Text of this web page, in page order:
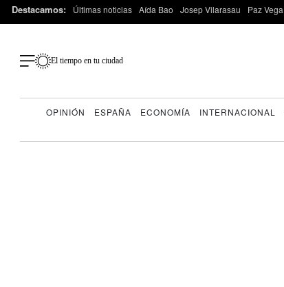
Destacamos: Últimas noticias Aída Bao Josep Vilarasau Paz Vega
El tiempo en tu ciudad
OPINIÓN ESPAÑA ECONOMÍA INTERNACIONAL